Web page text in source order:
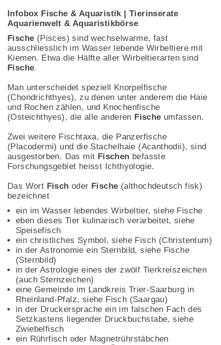
Infobox Fische & Aquaristik | Tierinserate
Aquarienwelt & Aquaristikbörse
Fische (Pisces) sind wechselwarme, fast
ausschliesslich im Wasser lebende Wirbeltiere mit
Kiemen. Etwa die Hälfte aller Wirbeltierarten sind
Fische.
Man unterscheidet speziell Knorpelfische
(Chondrichthyes), zu denen unter anderem die Haie
und Rochen zählen, und Knochenfische
(Osteichthyes), die alle anderen Fische umfassen.
Zwei weitere Fischtaxa, die Panzerfische
(Placodermi) und die Stachelhaie (Acanthodii), sind
ausgestorben. Das mit Fischen befasste
Forschungsgebiet heisst Ichthyologie.
Das Wort Fisch oder Fische (althochdeutsch fisk)
bezeichnet
ein im Wasser lebendes Wirbeltier, siehe Fische
eben dieses Tier kulinarisch verarbeitet, siehe
Speisefisch
ein christliches Symbol, siehe Fisch (Christentum)
in der Astronomie ein Sternbild, siehe Fische
(Sternbild)
in der Astrologie eines der zwölf Tierkreiszeichen
(auch Sternzeichen)
eine Gemeinde im Landkreis Trier-Saarburg in
Rheinland-Pfalz, siehe Fisch (Saargau)
in der Druckersprache ein im falschen Fach des
Setzkastens liegender Druckbuchstabe, siehe
Zwiebelfisch
ein Rührfisch oder Magnetrührstäbchen